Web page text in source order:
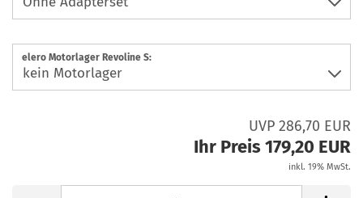
elero Motorlager Revoline S:
UVP 286,70 EUR
Ihr Preis 179,20 EUR
inkl. 19% MwSt.